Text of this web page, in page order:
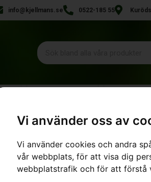
Vi använder oss av
Vi använder cookies och andra
vår webbplats, för att visa dig
webbplatstrafik och för att förstå
info@kjellmans.se 0522-185 55
Inga resultat.